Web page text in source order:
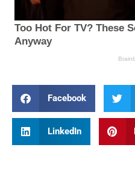
Facebook
LinkedIn